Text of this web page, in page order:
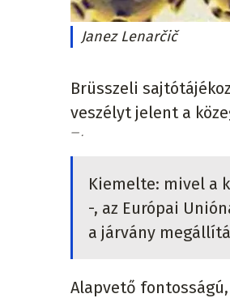
Janez Lenarčič
Brüsszeli
veszélyt jelent a
.
Kiemelte: mivel a
-, az Európai
a járvány
Alapvető